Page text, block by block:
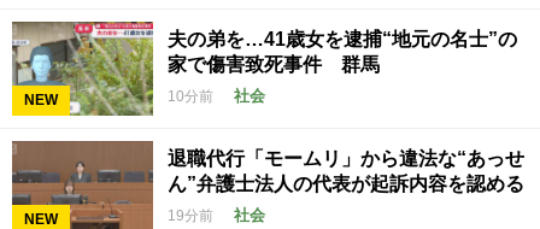
NEW
夫の弟を…41歳女を逮捕“地元の名士”の
家で傷害致死事件 群馬
10分前 社会
NEW
退職代行「モームリ」から違法な“あっせ
ん”弁護士法人の代表が起訴内容を認める
19分前 社会